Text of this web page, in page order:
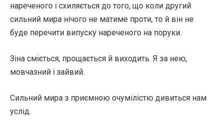
нареченого і схиляється до того, що коли другий
сильний мира нічого не матиме проти, то й він не
буде перечити випуску нареченого на поруки.
Зіна сміється, прощається й виходить. Я за нею,
мовчазний і зайвий.
Сильний мира з приємною очумілістю дивиться нам
услід.